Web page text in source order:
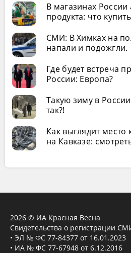
В магазинах России
продукта: что
СМИ: В Химках на
напали и подожгли.
Где будет встреча
России: Европа?
Такую зиму в
так?!
Как выглядит место
на Кавказе:
2026 © ИА Красная Весна
Свидетельства о регистрации
• ЭЛ № ФС 77-84377 от 16.01.2023
• ИА № ФС 77-67948 от 6.12.2016